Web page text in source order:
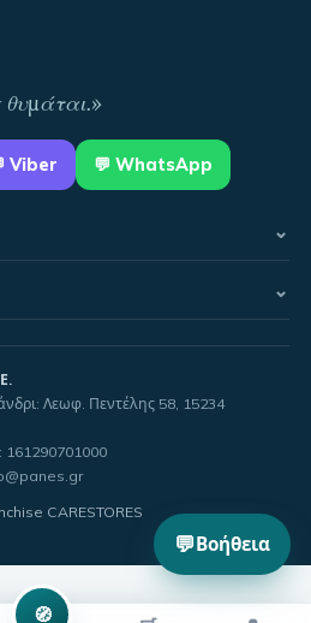
.»
Viber 💬 WhatsApp
⌄
⌄
Λεωφ. Πεντέλης 58, 15234
161290701000
CARESTORES
💬Βοήθεια
🧭